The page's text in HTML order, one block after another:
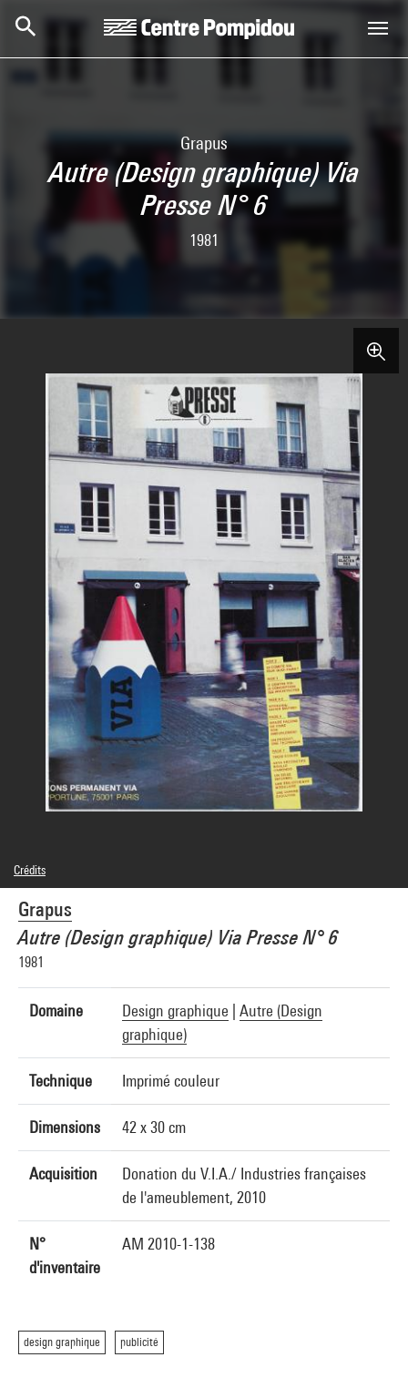
Grapus
Autre (Design graphique) Via
Presse N° 6
1981
Grapus
Autre (Design graphique) Via Presse N° 6
1981
Domaine Design graphique
Autre (Design
graphique)
Technique Imprimé couleur
Dimensions 42 x 30 cm
Acquisition
Donation du V.I.A./ Industries françaises
de l'ameublement, 2010
N°
d'inventaire
AM 2010-1-138
design graphique publicité
Crédits
© droits réservés
Crédit photographique : Centre Pompidou, MNAM-CCI/Georges Meguerditchian/Dist.
GrandPalaisRmn
Réf. image : 4N41549
Diffusion image :